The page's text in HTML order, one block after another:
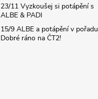
23/11 Vyzkoušej si potápění s
ALBE & PADI
15/9 ALBE a potápění v pořadu
Dobré ráno na ČT2!